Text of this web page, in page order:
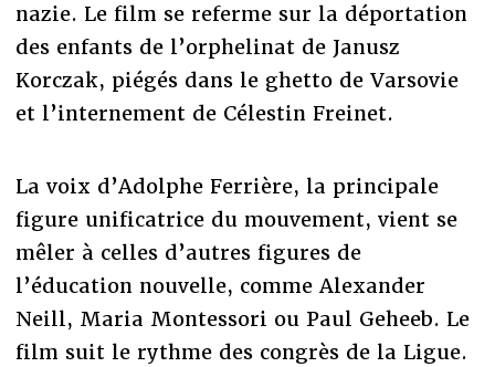
nazie. Le film se referme sur la déportation
des enfants de l’orphelinat de Janusz
Korczak, piégés dans le ghetto de Varsovie
et l’internement de Célestin Freinet.
La voix d’Adolphe Ferrière, la principale
figure unificatrice du mouvement, vient se
mêler à celles d’autres figures de
l’éducation nouvelle, comme Alexander
Neill, Maria Montessori ou Paul Geheeb. Le
film suit le rythme des congrès de la Ligue.